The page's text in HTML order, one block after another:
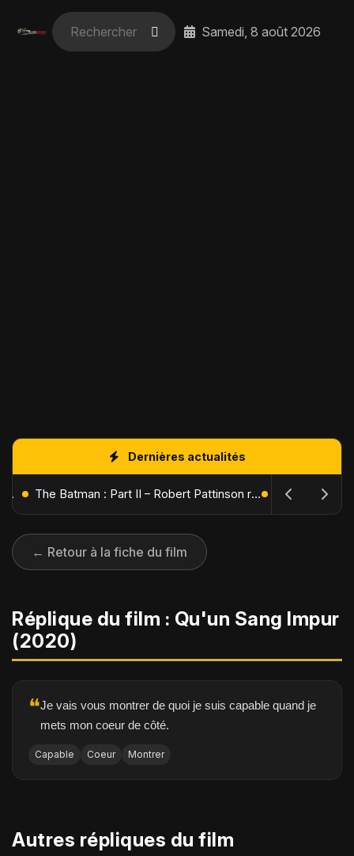
Samedi, 8 août 2026
Dernières actualités
L'Âge de Glace : Le Réveil du Volcan – Manny, Sid et Diego de retour pour une aventure explosive The Batman : Part II – Robert Pattinson replonge dans les ténèbres de Gotham dès octobre 2027
← Retour à la fiche du film
Réplique du film : Qu'un Sang Impur
(2020)
❝Je vais vous montrer de quoi je suis capable quand je
mets mon coeur de côté.
Capable Coeur Montrer
Autres répliques du film